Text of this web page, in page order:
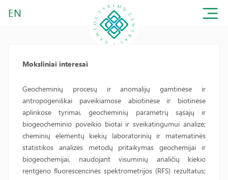
EN
Moksliniai interesai
Geocheminių procesų ir anomalijų gamtinėse ir
antropogeniškai paveikiamose abiotinėse ir biotinėse
aplinkose tyrimai, geocheminių parametrų sąsajų ir
biogeocheminio poveikio biotai ir sveikatingumui analizė;
cheminių elementų kiekių laboratorinių ir matematinės
statistikos analizės metodų pritaikymas geochemijai ir
biogeochemijai, naudojant visuminių analičių kiekio
rentgeno fluorescencinės spektrometrijos (RFS) rezultatus;